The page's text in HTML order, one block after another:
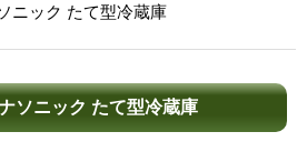
ニック たて型冷蔵庫
ソニック たて型冷蔵庫